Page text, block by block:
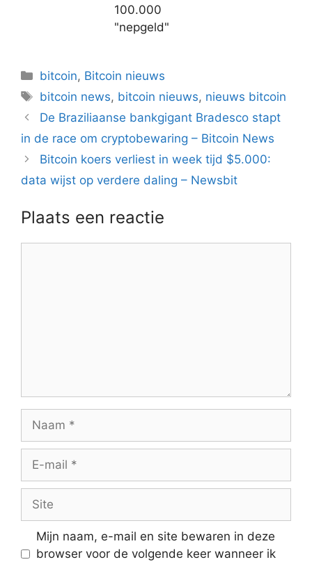
100.000
"nepgeld"
Categorieën
bitcoin, Bitcoin nieuws
Tags
bitcoin news, bitcoin nieuws, nieuws bitcoin
Berichtnavigatie
De Braziliaanse bankgigant Bradesco stapt
in de race om cryptobewaring – Bitcoin News
Bitcoin koers verliest in week tijd $5.000:
data wijst op verdere daling – Newsbit
Plaats een reactie
Naam
Site
Mijn naam, e-mail en site bewaren in deze
browser voor de volgende keer wanneer ik